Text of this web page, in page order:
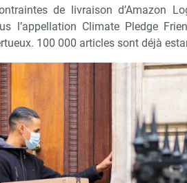
de livraison d’Amazon
l’appellation Climate Pledge
100 000 articles sont déjà